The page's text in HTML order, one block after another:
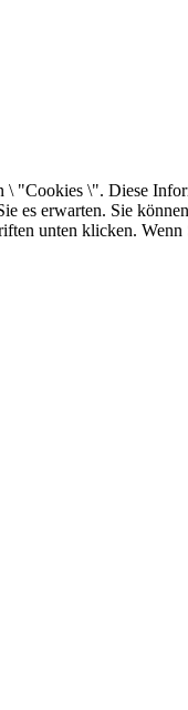
"Cookies \". Diese
es erwarten. Sie
unten klicken.